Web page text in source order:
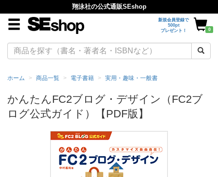
翔泳社の公式通販SEshop
新規会員登録で
500pt
プレゼント！
0
ホーム 商品一覧 電子書籍 実用・趣味・一般書
かんたんFC2ブログ・デザイン（FC2ブ
ログ公式ガイド）【PDF版】